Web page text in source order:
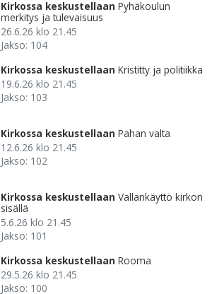
Kirkossa keskustellaan Pyhäkoulun
merkitys ja tulevaisuus
26.6.26 klo 21.45
Jakso: 104
Kirkossa keskustellaan Kristitty ja politiikka
19.6.26 klo 21.45
Jakso: 103
Kirkossa keskustellaan Pahan valta
12.6.26 klo 21.45
Jakso: 102
Kirkossa keskustellaan Vallankäyttö kirkon
sisällä
5.6.26 klo 21.45
Jakso: 101
Kirkossa keskustellaan Rooma
29.5.26 klo 21.45
Jakso: 100